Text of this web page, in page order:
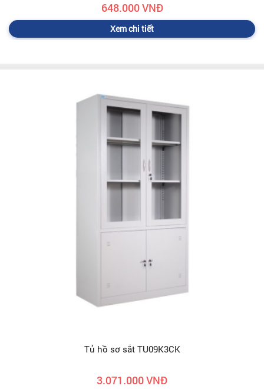
648.000 VNĐ
Xem chi tiết
Tủ hồ sơ sắt TU09K3CK
3.071.000 VNĐ